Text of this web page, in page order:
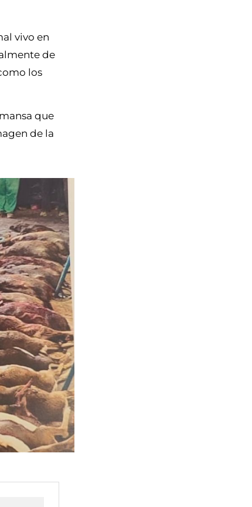
vivo en
de
los
que
de la